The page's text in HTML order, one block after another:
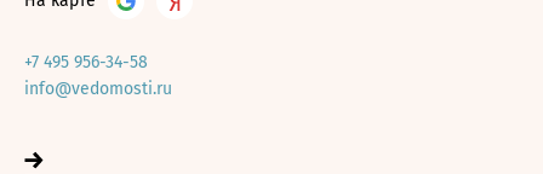
+7 495 956-34-58
info@vedomosti.ru